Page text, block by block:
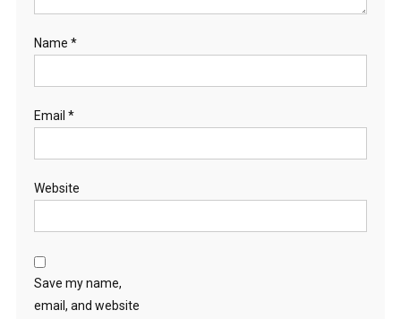
Name *
Email *
Website
Save my name,
email, and website